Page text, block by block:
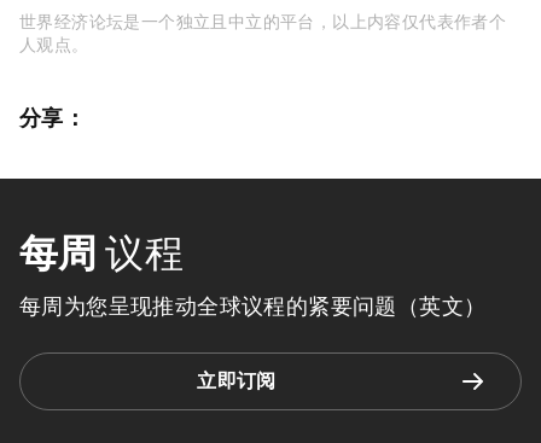
世界经济论坛是一个独立且中立的平台，以上内容仅代表作者个
人观点。
分享：
每周 议程
每周为您呈现推动全球议程的紧要问题（英文）
立即订阅